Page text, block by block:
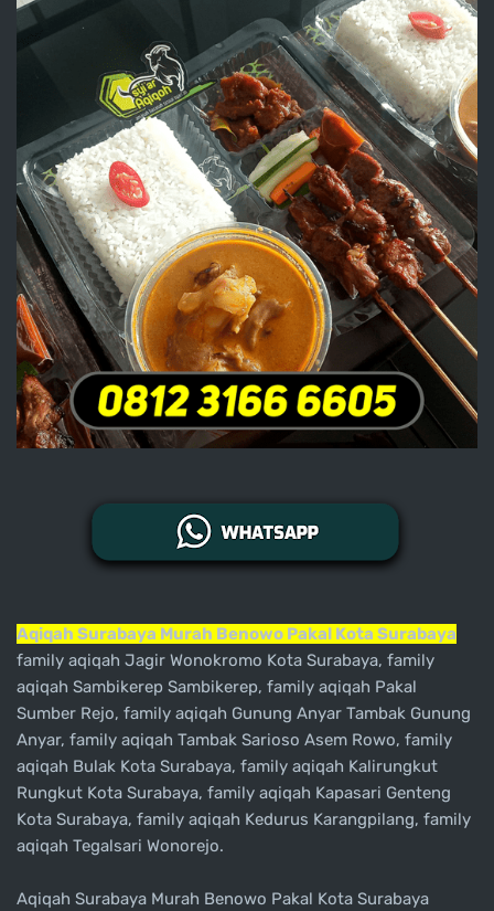
Aqiqah Surabaya Murah Benowo Pakal Kota Surabaya
family aqiqah Jagir Wonokromo Kota Surabaya, family
aqiqah Sambikerep Sambikerep, family aqiqah Pakal
Sumber Rejo, family aqiqah Gunung Anyar Tambak Gunung
Anyar, family aqiqah Tambak Sarioso Asem Rowo, family
aqiqah Bulak Kota Surabaya, family aqiqah Kalirungkut
Rungkut Kota Surabaya, family aqiqah Kapasari Genteng
Kota Surabaya, family aqiqah Kedurus Karangpilang, family
aqiqah Tegalsari Wonorejo.
Aqiqah Surabaya Murah Benowo Pakal Kota Surabaya